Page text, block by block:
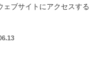
ェブサイトにアクセスする